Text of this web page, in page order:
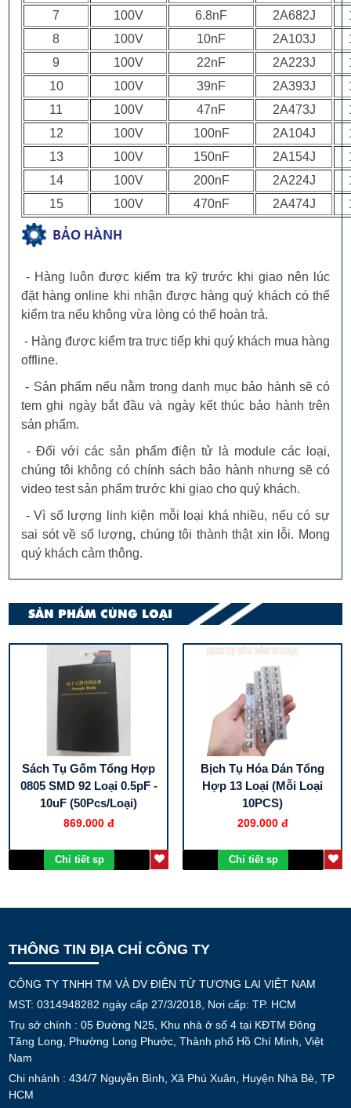
7 100V 6.8nF 2A682J
8
100V 10nF 2A103J
9
100V 22nF 2A223J
10
100V 39nF 2A393J
11
100V 47nF 2A473J
12
100V 100nF 2A104J
13
100V 150nF 2A154J
14
100V 200nF 2A224J
15
100V 470nF 2A474J
- Hàng luôn được kiểm tra kỹ trước khi giao nên lúc
đặt hàng online khi nhận được hàng quý khách có thể
kiểm tra nếu không vừa lòng có thể hoàn trả.
- Hàng được kiểm tra trực tiếp khi quý khách mua hàng
offline.
- Sản phẩm nếu nằm trong danh mục bảo hành sẽ có
tem ghi ngày bắt đầu và ngày kết thúc bảo hành trên
sản phẩm.
- Đối với các sản phẩm điện tử là module các loại,
chúng tôi không có chính sách bảo hành nhưng sẽ có
video test sản phẩm trước khi giao cho quý khách.
- Vì số lượng linh kiện mỗi loại khá nhiều, nếu có sự
sai sót về số lượng, chúng tôi thành thật xin lỗi. Mong
quý khách cảm thông.
SẢN PHẨM CÙNG LOẠI
Sách Tụ Gốm Tổng Hợp
0805 SMD 92 Loại 0.5pF -
10uF (50Pcs/Loại)
869.000 đ
Chi tiết sp
Bịch Tụ Hóa Dán Tổng
Hợp 13 Loại (Mỗi Loại
10PCS)
209.000 đ
Chi tiết sp
THÔNG TIN ĐỊA CHỈ CÔNG TY
CÔNG TY TNHH TM VÀ DV ĐIỆN TỬ TƯƠNG LAI VIỆT NAM
MST: 0314948282 ngày cấp 27/3/2018, Nơi cấp: TP. HCM
Trụ sở chính : 05 Đường N25, Khu nhà ở số 4 tại KĐTM Đông
Tăng Long, Phường Long Phước, Thành phố Hồ Chí Minh, Việt
Nam
Chi nhánh : 434/7 Nguyễn Bình, Xã Phú Xuân, Huyện Nhà Bè, TP
HCM